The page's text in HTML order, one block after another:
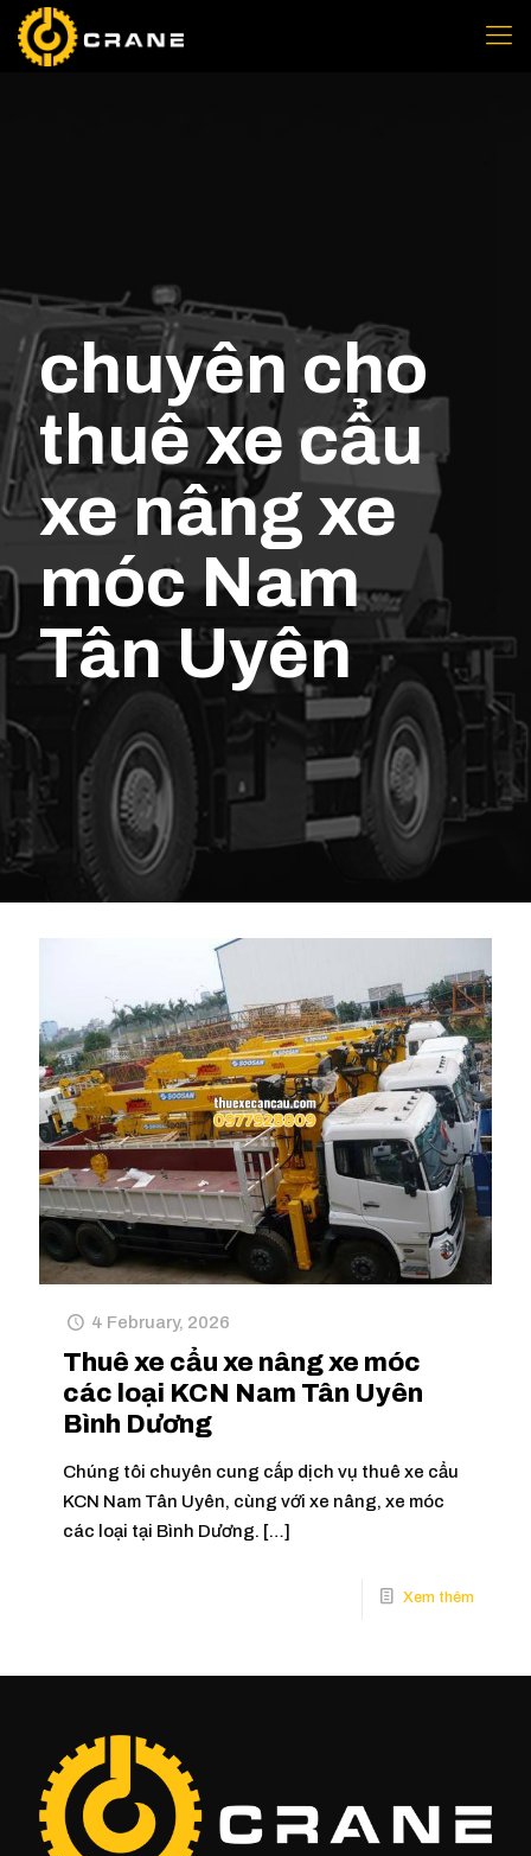
chuyên cho
thuê xe cẩu
xe nâng xe
móc Nam
Tân Uyên
4 February, 2026
Thuê xe cẩu xe nâng xe móc
các loại KCN Nam Tân Uyên
Bình Dương
Chúng tôi chuyên cung cấp dịch vụ thuê xe cẩu
KCN Nam Tân Uyên, cùng với xe nâng, xe móc
các loại tại Bình Dương. […]